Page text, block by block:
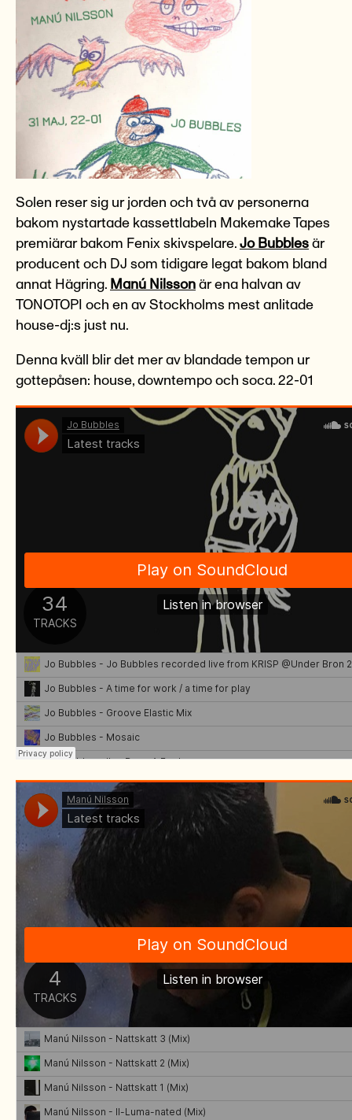
Solen reser sig ur jorden och två av personerna
bakom nystartade kassettlabeln Makemake Tapes
premiärar bakom Fenix skivspelare. Jo Bubbles är
producent och DJ som tidigare legat bakom bland
annat Hägring. Manú Nilsson är ena halvan av
TONOTOPI och en av Stockholms mest anlitade
house-dj:s just nu.
Denna kväll blir det mer av blandade tempon ur
gottepåsen: house, downtempo och soca. 22-01